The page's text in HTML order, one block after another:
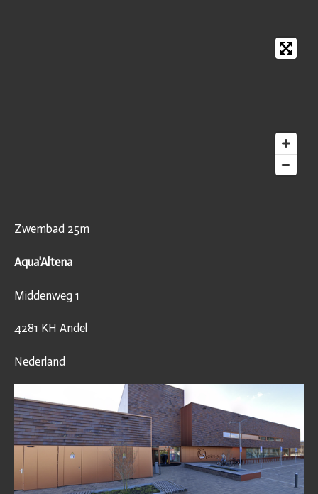
Zwembad 25m
Aqua'Altena
Middenweg 1
4281 KH Andel
Nederland